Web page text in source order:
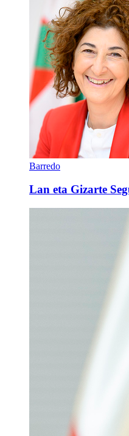
Barredo
Lan eta Gizarte